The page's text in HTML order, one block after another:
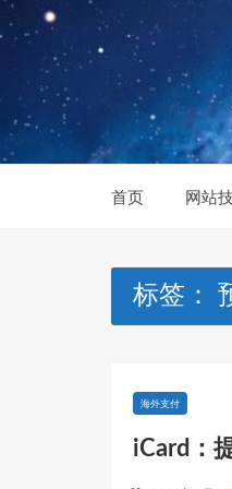
Skip
to
content
首页 网站
标签：
海外支付
iCard：